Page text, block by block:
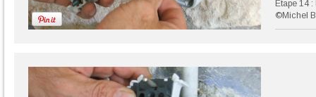
Etape 14
©Michel